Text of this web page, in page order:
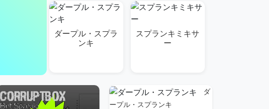
ダープル・スプラ
ンキ
スプランキミキサ
ー
ダ
ープル・スプランキ